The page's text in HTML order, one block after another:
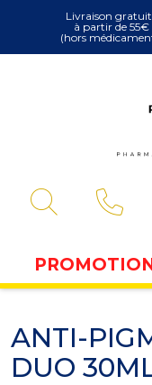
Livraison
à partir de 55€
(hors
ANTI-
DUO